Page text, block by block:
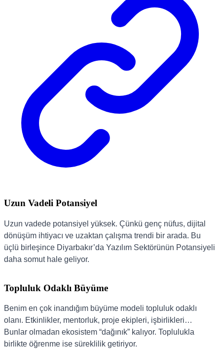
Uzun Vadeli Potansiyel
Uzun vadede potansiyel yüksek. Çünkü genç nüfus, dijital
dönüşüm ihtiyacı ve uzaktan çalışma trendi bir arada. Bu
üçlü birleşince Diyarbakır’da Yazılım Sektörünün Potansiyeli
daha somut hale geliyor.
Topluluk Odaklı Büyüme
Benim en çok inandığım büyüme modeli topluluk odaklı
olanı. Etkinlikler, mentorluk, proje ekipleri, işbirlikleri…
Bunlar olmadan ekosistem “dağınık” kalıyor. Toplulukla
birlikte öğrenme ise süreklilik getiriyor.